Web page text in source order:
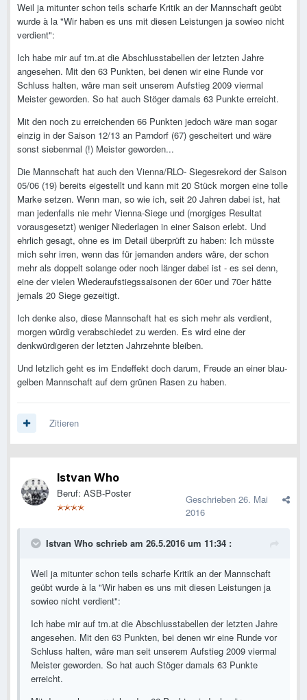
Weil ja mitunter schon teils scharfe Kritik an der Mannschaft geübt
wurde à la "Wir haben es uns mit diesen Leistungen ja sowieo nicht
verdient":
Ich habe mir auf tm.at die Abschlusstabellen der letzten Jahre
angesehen. Mit den 63 Punkten, bei denen wir eine Runde vor
Schluss halten, wäre man seit unserem Aufstieg 2009 viermal
Meister geworden. So hat auch Stöger damals 63 Punkte erreicht.
Mit den noch zu erreichenden 66 Punkten jedoch wäre man sogar
einzig in der Saison 12/13 an Parndorf (67) gescheitert und wäre
sonst siebenmal (!) Meister geworden...
Die Mannschaft hat auch den Vienna/RLO- Siegesrekord der Saison
05/06 (19) bereits eigestellt und kann mit 20 Stück morgen eine tolle
Marke setzen. Wenn man, so wie ich, seit 20 Jahren dabei ist, hat
man jedenfalls nie mehr Vienna-Siege und (morgiges Resultat
vorausgesetzt) weniger Niederlagen in einer Saison erlebt. Und
ehrlich gesagt, ohne es im Detail überprüft zu haben: Ich müsste
mich sehr irren, wenn das für jemanden anders wäre, der schon
mehr als doppelt solange oder noch länger dabei ist - es sei denn,
eine der vielen Wiederaufstiegssaisonen der 60er und 70er hätte
jemals 20 Siege gezeitigt.
Ich denke also, diese Mannschaft hat es sich mehr als verdient,
morgen würdig verabschiedet zu werden. Es wird eine der
denkwürdigeren der letzten Jahrzehnte bleiben.
Und letzlich geht es im Endeffekt doch darum, Freude an einer blau-
gelben Mannschaft auf dem grünen Rasen zu haben.
Zitieren
Istvan Who
Beruf: ASB-Poster Geschrieben 26. Mai
2016
Istvan Who schrieb am 26.5.2016 um 11:34 :
Weil ja mitunter schon teils scharfe Kritik an der Mannschaft
geübt wurde à la "Wir haben es uns mit diesen Leistungen ja
sowieo nicht verdient":
Ich habe mir auf tm.at die Abschlusstabellen der letzten Jahre
angesehen. Mit den 63 Punkten, bei denen wir eine Runde vor
Schluss halten, wäre man seit unserem Aufstieg 2009 viermal
Meister geworden. So hat auch Stöger damals 63 Punkte
erreicht.